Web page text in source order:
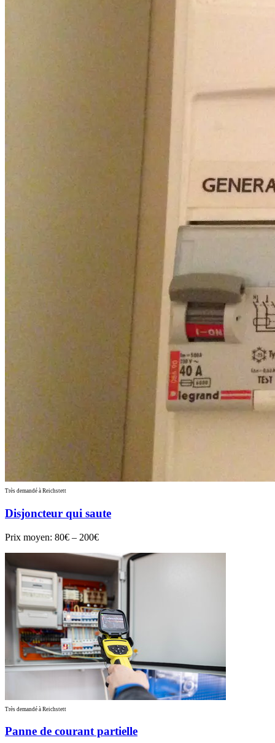
Très demandé à Reichstett
Disjoncteur qui saute
Prix moyen: 80€ – 200€
Très demandé à Reichstett
Panne de courant partielle